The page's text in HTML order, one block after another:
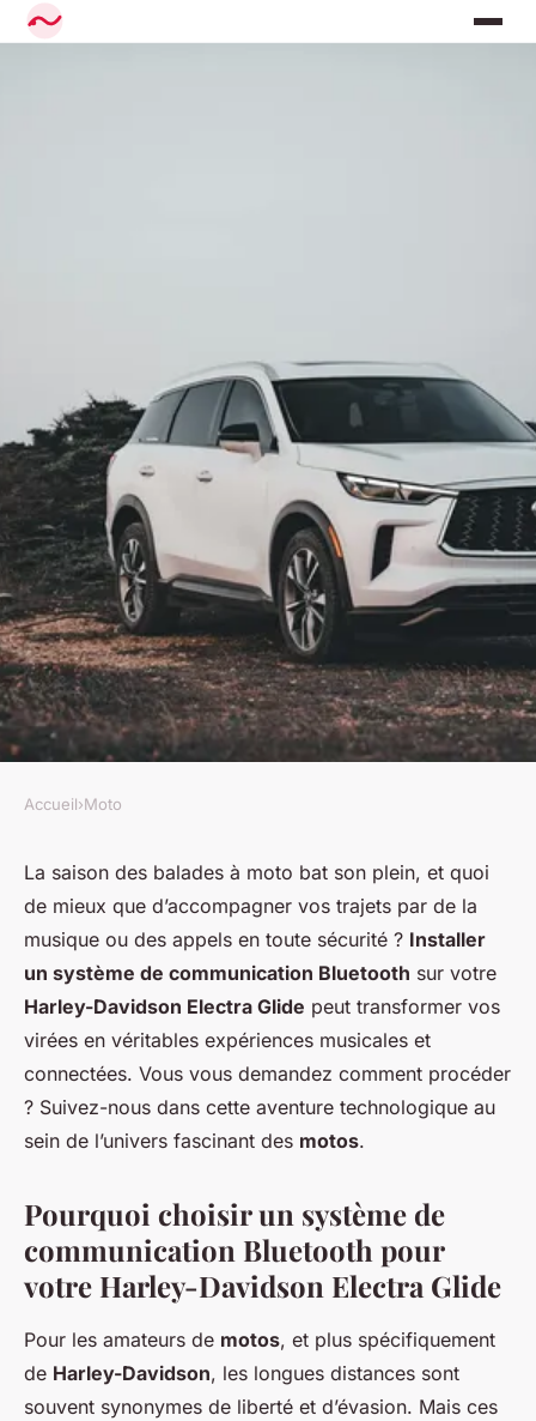
Comment installer un système
de communication Bluetooth
sur une Harley-Davidson
Electra Glide pour des trajets
musicaux ?
Accueil›Moto
La saison des balades à moto bat son plein, et quoi
de mieux que d’accompagner vos trajets par de la
musique ou des appels en toute sécurité ? Installer
un système de communication Bluetooth sur votre
Harley-Davidson Electra Glide peut transformer vos
virées en véritables expériences musicales et
connectées. Vous vous demandez comment procéder
? Suivez-nous dans cette aventure technologique au
sein de l’univers fascinant des motos.
Pourquoi choisir un système de
communication Bluetooth pour
votre Harley-Davidson Electra Glide
Pour les amateurs de motos, et plus spécifiquement
de Harley-Davidson, les longues distances sont
souvent synonymes de liberté et d’évasion. Mais ces